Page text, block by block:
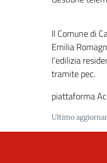
Il Comune di
Emilia
l'edilizia
tramite pec.
piattaforma
Ultimo